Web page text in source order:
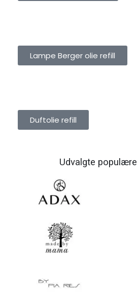
Lampe Berger olie refill
Duftolie refill
Udvalgte